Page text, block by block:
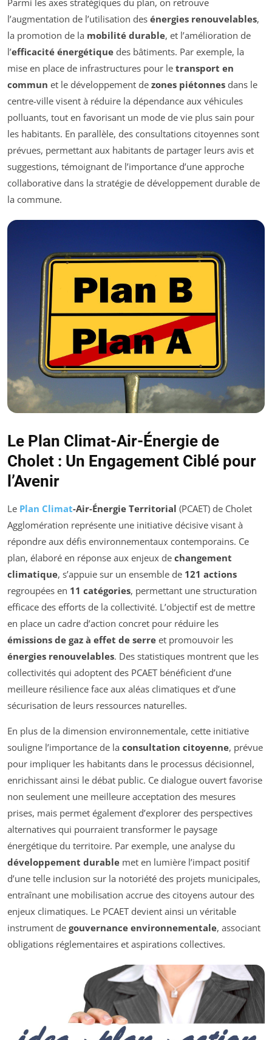
Parmi les axes stratégiques du plan, on retrouve
l’augmentation de l’utilisation des énergies renouvelables,
la promotion de la mobilité durable, et l’amélioration de
l’efficacité énergétique des bâtiments. Par exemple, la
mise en place de infrastructures pour le transport en
commun et le développement de zones piétonnes dans le
centre-ville visent à réduire la dépendance aux véhicules
polluants, tout en favorisant un mode de vie plus sain pour
les habitants. En parallèle, des consultations citoyennes sont
prévues, permettant aux habitants de partager leurs avis et
suggestions, témoignant de l’importance d’une approche
collaborative dans la stratégie de développement durable de
la commune.
Le Plan Climat-Air-Énergie de
Cholet : Un Engagement Ciblé pour
l’Avenir
Le Plan Climat-Air-Énergie Territorial (PCAET) de Cholet
Agglomération représente une initiative décisive visant à
répondre aux défis environnementaux contemporains. Ce
plan, élaboré en réponse aux enjeux de changement
climatique, s’appuie sur un ensemble de 121 actions
regroupées en 11 catégories, permettant une structuration
efficace des efforts de la collectivité. L’objectif est de mettre
en place un cadre d’action concret pour réduire les
émissions de gaz à effet de serre et promouvoir les
énergies renouvelables. Des statistiques montrent que les
collectivités qui adoptent des PCAET bénéficient d’une
meilleure résilience face aux aléas climatiques et d’une
sécurisation de leurs ressources naturelles.
En plus de la dimension environnementale, cette initiative
souligne l’importance de la consultation citoyenne, prévue
pour impliquer les habitants dans le processus décisionnel,
enrichissant ainsi le débat public. Ce dialogue ouvert favorise
non seulement une meilleure acceptation des mesures
prises, mais permet également d’explorer des perspectives
alternatives qui pourraient transformer le paysage
énergétique du territoire. Par exemple, une analyse du
développement durable met en lumière l’impact positif
d’une telle inclusion sur la notoriété des projets municipales,
entraînant une mobilisation accrue des citoyens autour des
enjeux climatiques. Le PCAET devient ainsi un véritable
instrument de gouvernance environnementale, associant
obligations réglementaires et aspirations collectives.